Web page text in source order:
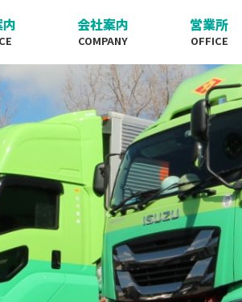
会社案内
COMPANY
営業所
OFFICE